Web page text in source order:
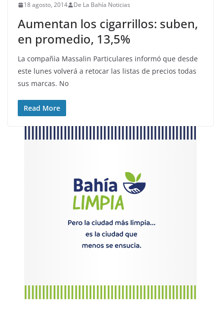
18 agosto, 2014 De La Bahía Noticias
Aumentan los cigarrillos: suben,
en promedio, 13,5%
La compañìa Massalin Particulares informó que desde
este lunes volverá a retocar las listas de precios todas
sus marcas. No
Read More